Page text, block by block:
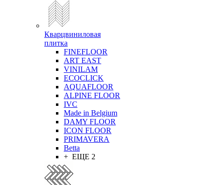
Кварцвиниловая
плитка
FINEFLOOR
ART EAST
VINILAM
ECOCLICK
AQUAFLOOR
ALPINE FLOOR
IVC
Made in Belgium
DAMY FLOOR
ICON FLOOR
PRIMAVERA
Betta
+ ЕЩЕ 2